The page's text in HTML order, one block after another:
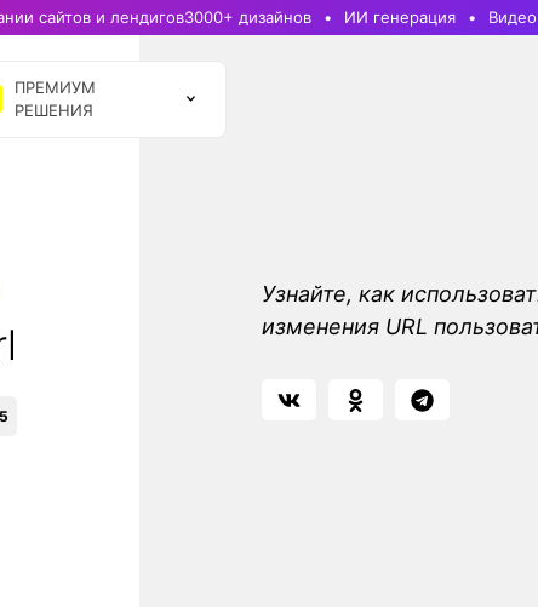
сайтов и лендигов3000+ дизайнов ИИ генерация
ПРЕМИУМ
РЕШЕНИЯ
Узнайте, как
изменения URL